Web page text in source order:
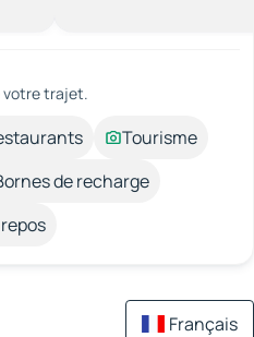
votre trajet.
Tourisme
de recharge
Français